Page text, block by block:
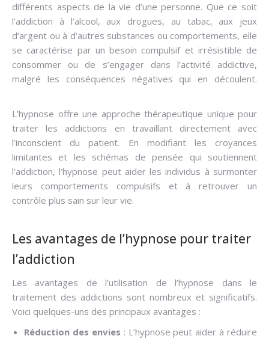
différents aspects de la vie d’une personne. Que ce soit
l’addiction à l’alcool, aux drogues, au tabac, aux jeux
d’argent ou à d’autres substances ou comportements, elle
se caractérise par un besoin compulsif et irrésistible de
consommer ou de s’engager dans l’activité addictive,
malgré les conséquences négatives qui en découlent.
L’hypnose offre une approche thérapeutique unique pour
traiter les addictions en travaillant directement avec
l’inconscient du patient. En modifiant les croyances
limitantes et les schémas de pensée qui soutiennent
l’addiction, l’hypnose peut aider les individus à surmonter
leurs comportements compulsifs et à retrouver un
contrôle plus sain sur leur vie.
Les avantages de l’hypnose pour traiter
l’addiction
Les avantages de l’utilisation de l’hypnose dans le
traitement des addictions sont nombreux et significatifs.
Voici quelques-uns des principaux avantages :
Réduction des envies : L’hypnose peut aider à réduire